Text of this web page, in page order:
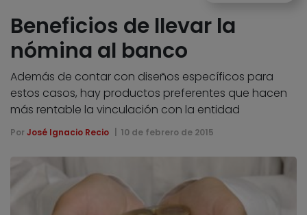
Beneficios de llevar la
nómina al banco
Además de contar con diseños específicos para
estos casos, hay productos preferentes que hacen
más rentable la vinculación con la entidad
Por José Ignacio Recio 10 de febrero de 2015